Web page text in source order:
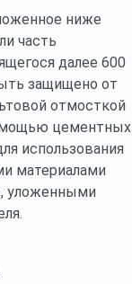
ниже
часть
далее 600
защищено от
отмосткой
цементных
использования
материалами
уложенными